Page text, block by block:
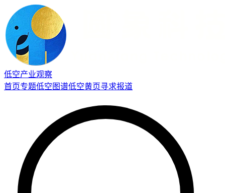
低空产业观察
首页专题低空图谱低空黄页寻求报道